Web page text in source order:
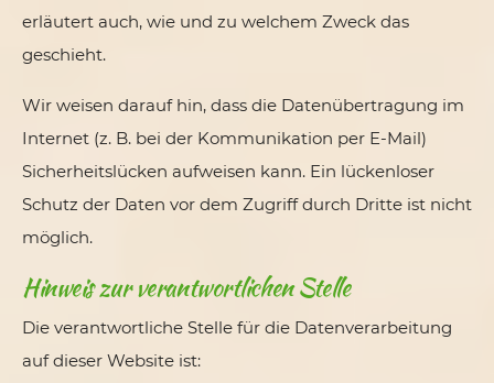
erläutert auch, wie und zu welchem Zweck das
geschieht.
Wir weisen darauf hin, dass die Datenübertragung im
Internet (z. B. bei der Kommunikation per E-Mail)
Sicherheitslücken aufweisen kann. Ein lückenloser
Schutz der Daten vor dem Zugriff durch Dritte ist nicht
möglich.
Hinweis zur verantwortlichen Stelle
Die verantwortliche Stelle für die Datenverarbeitung
auf dieser Website ist: